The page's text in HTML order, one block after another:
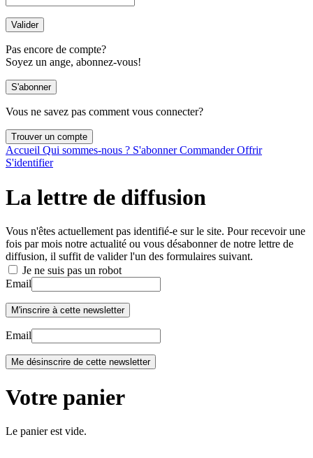
Pas encore de compte?
Soyez un ange, abonnez-vous!
Vous ne savez pas comment vous connecter?
Accueil Qui sommes-nous ? S'abonnerCommanderOffrir
S'identifier
La lettre de diffusion
Vous n'êtes actuellement pas identifié-e sur le site. Pour recevoir une
fois par mois notre actualité ou vous désabonner de notre lettre de
diffusion, il suffit de valider l'un des formulaires suivant.
Je ne suis pas un robot
Email
Email
Votre panier
Le panier est vide.